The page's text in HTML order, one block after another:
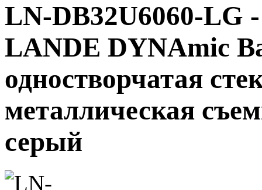
LN-DB32U6060-
LANDE DYNAmic
одностворчатая
металлическая
серый